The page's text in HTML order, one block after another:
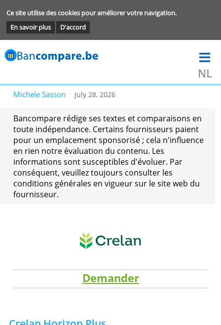
Ce site utilise des cookies pour améliorer votre navigation.
En savoir plus
D'accord
Bancompare rédige ses textes et comparaisons
toute indépendance. Certains fournisseurs
pour un emplacement sponsorisé ; cela
en rien notre évaluation du contenu. Les
informations sont susceptibles d'évoluer. Par
conséquent, veuillez toujours consulter les
Demander